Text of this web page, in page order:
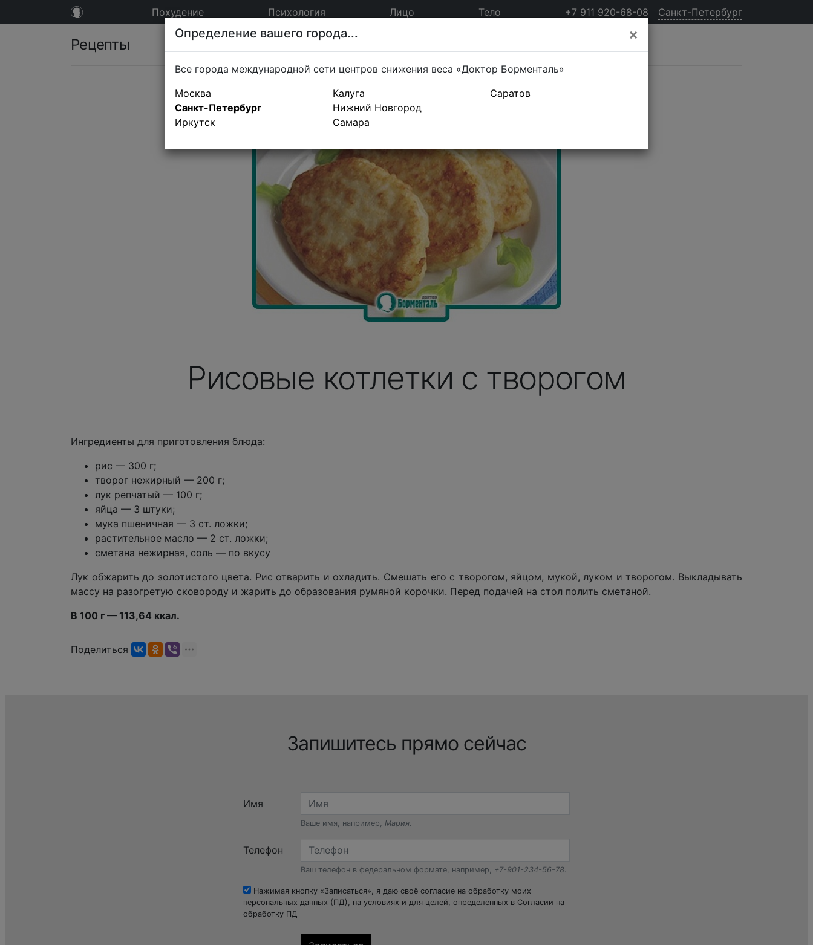
+7 911 920-68-08 Санкт-Петербург
Похудение Психология Лицо Тело
Рецепты
Рисовые котлетки с творогом
Ингредиенты для приготовления блюда:
рис — 300 г;
творог нежирный — 200 г;
лук репчатый — 100 г;
яйца — 3 штуки;
мука пшеничная — 3 ст. ложки;
растительное масло — 2 ст. ложки;
сметана нежирная, соль — по вкусу
Лук обжарить до золотистого цвета. Рис отварить и охладить. Смешать его с творогом, яйцом, мукой, луком и творогом. Выкладывать
массу на разогретую сковороду и жарить до образования румяной корочки. Перед подачей на стол полить сметаной.
В 100 г — 113,64 ккал.
Поделиться
Запишитесь прямо сейчас
Имя
Ваше имя, например, Мария.
Телефон
Ваш телефон в федеральном формате, например, +7-901-234-56-78.
Нажимая кнопку «Записаться», я даю своё согласие на обработку моих
персональных данных (ПД), на условиях и для целей, определенных в Согласии на
обработку ПД
Определение вашего города... ×
Все города международной сети центров снижения веса «Доктор Борменталь»
Москва
Санкт-Петербург
Иркутск
Калуга
Нижний Новгород
Самара
Саратов